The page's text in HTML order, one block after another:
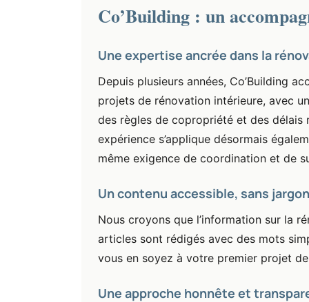
Co’Building : un
Une expertise ancrée dans la
Depuis plusieurs années, Co’Building
projets de rénovation intérieure, avec
des règles de copropriété et des délais
expérience s’applique désormais
même exigence de coordination et de
Un contenu accessible, sans
Nous croyons que l’information sur la
articles sont rédigés avec des mots
vous en soyez à votre premier projet
Une approche honnête et